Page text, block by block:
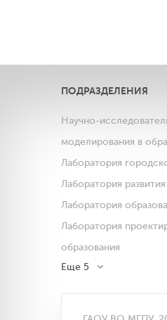
ПОДРАЗДЕЛЕНИЯ
Научно-
моделирования в
Лаборатория
Лаборатория
Лаборатория
Лаборатория
образования
Еще 5